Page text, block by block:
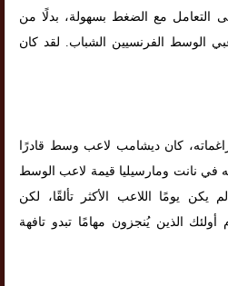
التعامل مع الضغط بسهولة، بدلًا من
الوسط الفرنسيين الشباب. لقد كان
كان ديشامب لاعب وسط قادرًا
في نانت ومارسيليا قيمة لاعب الوسط
يكن يومًا اللاعب الأكثر تألقًا، لكن
أولئك الذين يُنجزون مهامًا تبدو تافهة